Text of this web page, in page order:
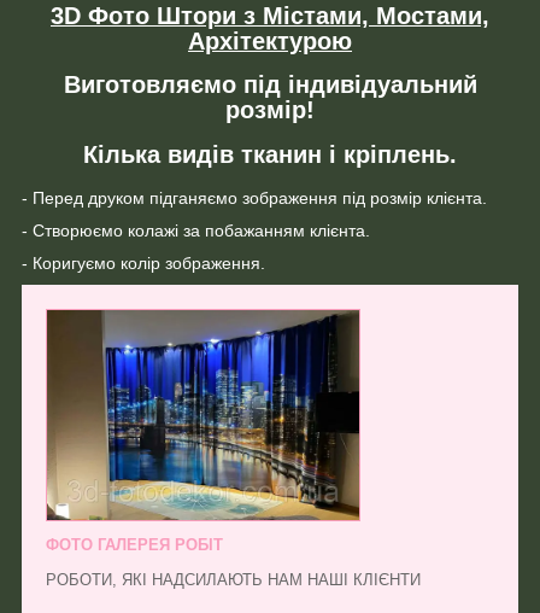
3D Фото Штори з Містами, Мостами,
Архітектурою
Виготовляємо під індивідуальний
розмір!
Кілька видів тканин і кріплень.
- Перед друком підганяємо зображення під розмір клієнта.
- Створюємо колажі за побажанням клієнта.
- Коригуємо колір зображення.
ФОТО ГАЛЕРЕЯ РОБІТ
РОБОТИ, ЯКІ НАДСИЛАЮТЬ НАМ НАШІ КЛІЄНТИ